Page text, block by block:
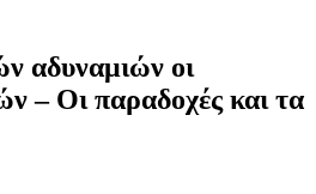
αδυναμιών οι
– Οι παραδοχές και τα